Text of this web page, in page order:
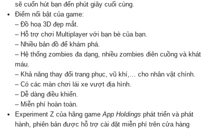
sẽ cuốn hút bạn đến phút giây cuối cùng.
Điểm nổi bật của game:
– Đồ hoạ 3D đẹp mắt.
– Hỗ trợ chơi Multiplayer với bạn bè của bạn.
– Nhiều bản đồ để khám phá.
– Hệ thống zombies đa dạng, nhiều zombies điên cuồng và khát
máu.
– Khả năng thay đổi trang phục, vũ khí,… cho nhân vật chính.
– Có các màn chơi lái xe vượt địa hình.
– Dễ dàng điều khiển.
– Miễn phí hoàn toàn.
Experiment Z của hãng gameApp Holdings phát triển và phát
hành, phiên bản được hỗ trợ cài đặt miễn phí trên cửa hàng